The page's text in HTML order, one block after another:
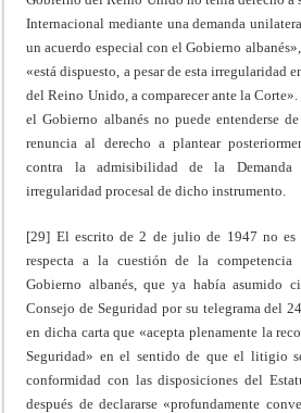
Internacional mediante una demanda
un acuerdo especial con el Gobierno
«está dispuesto, a pesar de esta irregularidad
del Reino Unido, a comparecer ante la
el Gobierno albanés no puede entenderse
renuncia al derecho a plantear
contra la admisibilidad de la Demanda
irregularidad procesal de dicho instrumento.
[29] El escrito de 2 de julio de 1947 no es
respecta a la cuestión de la
Gobierno albanés, que ya había asumido
Consejo de Seguridad por su telegrama del
en dicha carta que «acepta plenamente la
Seguridad» en el sentido de que el litigio
conformidad con las disposiciones del
después de declararse «profundamente